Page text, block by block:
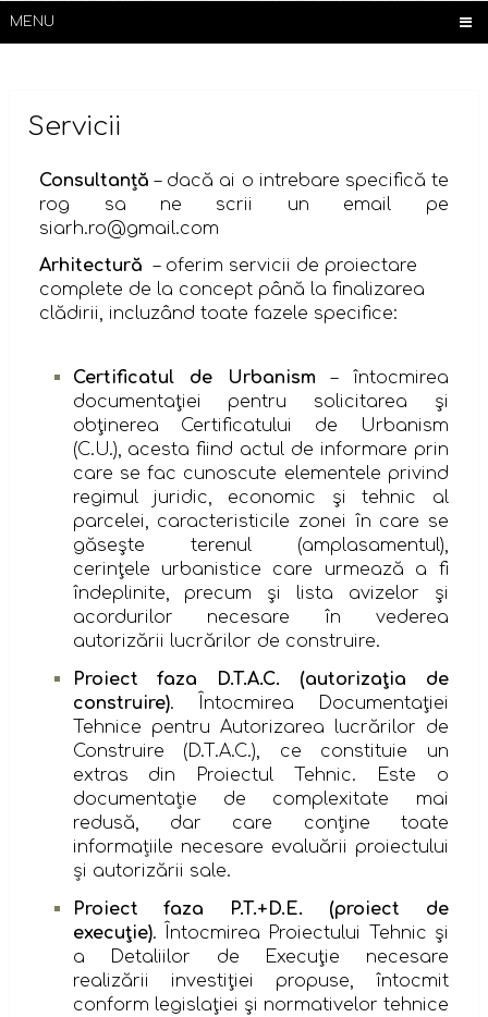
MENU
Servicii
Consultanță – dacă ai o intrebare specifică te
rog sa ne scrii un email pe
siarh.ro@gmail.com
Arhitectură– oferim servicii de proiectare
complete de la concept până la finalizarea
clădirii, incluzând toate fazele specifice:
Certificatul de Urbanism – întocmirea
documentaţiei pentru solicitarea şi
obţinerea Certificatului de Urbanism
(C.U.), acesta fiind actul de informare prin
care se fac cunoscute elementele privind
regimul juridic, economic şi tehnic al
parcelei, caracteristicile zonei în care se
găseşte terenul (amplasamentul),
cerinţele urbanistice care urmează a fi
îndeplinite, precum şi lista avizelor şi
acordurilor necesare în vederea
autorizării lucrărilor de construire.
Proiect faza D.T.A.C. (autorizaţia de
construire). Întocmirea Documentaţiei
Tehnice pentru Autorizarea lucrărilor de
Construire (D.T.A.C.), ce constituie un
extras din Proiectul Tehnic. Este o
documentație de complexitate mai
redusă, dar care conține toate
informațiile necesare evaluării proiectului
și autorizării sale.
Proiect faza P.T.+D.E. (proiect de
execuţie). Întocmirea Proiectului Tehnic şi
a Detaliilor de Execuţie necesare
realizării investiţiei propuse, întocmit
conform legislaţiei şi normativelor tehnice